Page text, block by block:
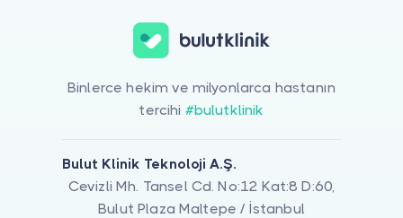
Binlerce hekim ve milyonlarca hastanın
tercihi #bulutklinik
Bulut Klinik Teknoloji A.Ş.
Cevizli Mh. Tansel Cd. No:12 Kat:8 D:60,
Bulut Plaza Maltepe / İstanbul